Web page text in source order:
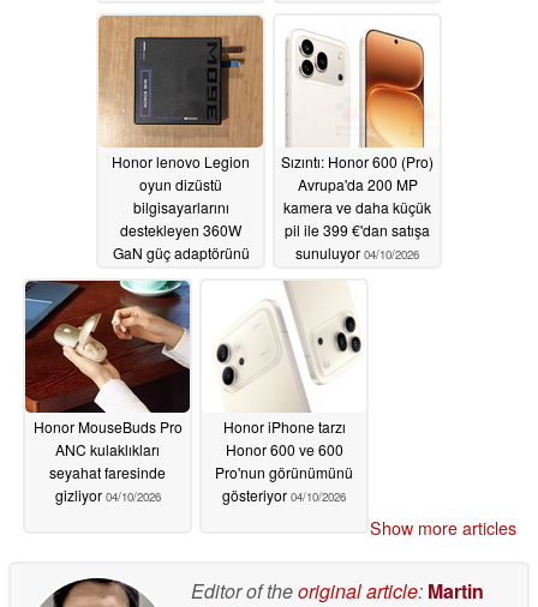
04/16/2026
Honor lenovo Legion
oyun dizüstü
bilgisayarlarını
destekleyen 360W
GaN güç adaptörünü
tanıttı04/13/2026
Sızıntı: Honor 600 (Pro)
Avrupa'da 200 MP
kamera ve daha küçük
pil ile 399 €'dan satışa
sunuluyor 04/10/2026
Honor MouseBuds Pro
ANC kulaklıkları
seyahat faresinde
gizliyor 04/10/2026
Honor iPhone tarzı
Honor 600 ve 600
Pro'nun görünümünü
gösteriyor 04/10/2026
Show more articles
Editor of theoriginal article: Martin